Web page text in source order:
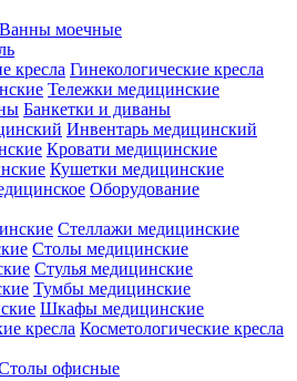
Ванны моечные
Гинекологические кресла
Тележки медицинские
Банкетки и диваны
Инвентарь медицинский
Кровати медицинские
Кушетки медицинские
Оборудование
Стеллажи медицинские
Столы медицинские
Стулья медицинские
Тумбы медицинские
Шкафы медицинские
Косметологические кресла
офисные